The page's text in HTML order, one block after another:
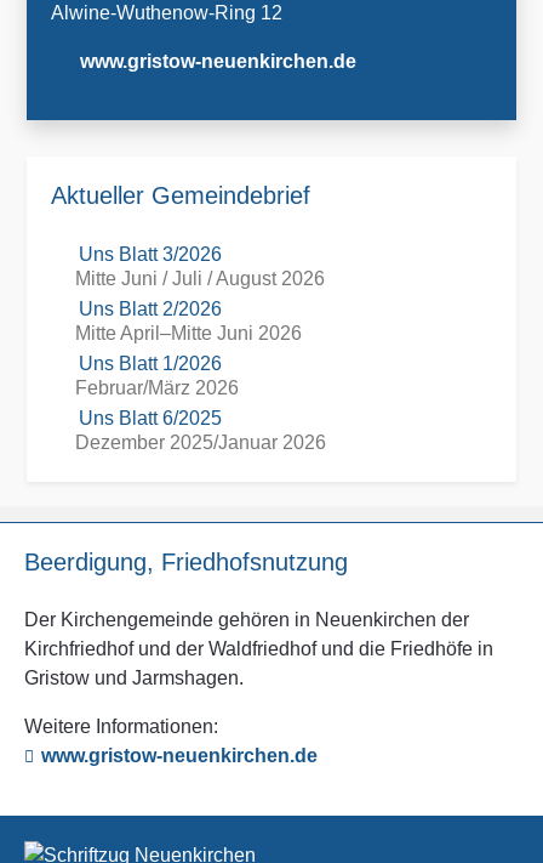
Alwine-Wuthenow-Ring 12
www.gristow-neuenkirchen.de
Aktueller Gemeindebrief
Uns Blatt 3/2026
Mitte Juni / Juli / August 2026
Uns Blatt 2/2026
Mitte April–Mitte Juni 2026
Uns Blatt 1/2026
Februar/März 2026
Uns Blatt 6/2025
Dezember 2025/Januar 2026
Beerdigung, Friedhofsnutzung
Der Kirchengemeinde gehören in Neuenkirchen der
Kirchfriedhof und der Waldfriedhof und die Friedhöfe in
Gristow und Jarmshagen.
Weitere Informationen:
www.gristow-neuenkirchen.de